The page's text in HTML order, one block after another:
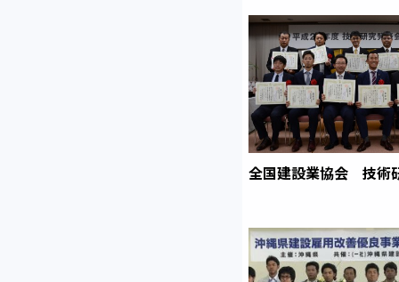
全国建設業協会 技術